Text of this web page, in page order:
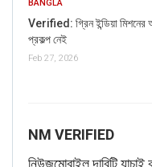
BANGLA
Verified: গ্রিন ইন্ডিয়া মিশনের
প্রকল্প নেই
Feb 27, 2026
NM VERIFIED
নিউজমোবাইল দাবিটি